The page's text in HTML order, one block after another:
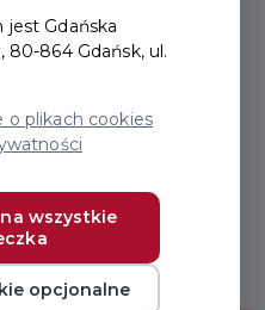
Gdańska
80-864 Gdańsk, ul.
o plikach cookies
wszystkie
opcjonalne